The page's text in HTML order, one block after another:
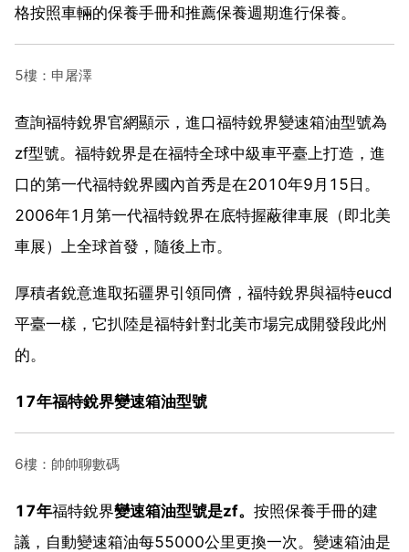
格按照車輛的保養手冊和推薦保養週期進行保養。
5樓：申屠澤
查詢福特銳界官網顯示，進口福特銳界變速箱油型號為
zf型號。福特銳界是在福特全球中級車平臺上打造，進
口的第一代福特銳界國內首秀是在2010年9月15日。
2006年1月第一代福特銳界在底特握蔽律車展（即北美
車展）上全球首發，隨後上市。
厚積者銳意進取拓疆界引領同儕，福特銳界與福特eucd
平臺一樣，它扒陸是福特針對北美市場完成開發段此州
的。
17年福特銳界變速箱油型號
6樓：帥帥聊數碼
17年福特銳界變速箱油型號是zf。 按照保養手冊的建
議，自動變速箱油每55000公里更換一次。變速箱油是